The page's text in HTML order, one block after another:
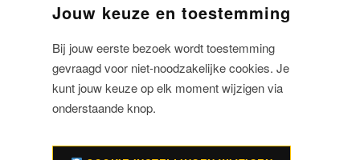
Jouw keuze en toestemming
Bij jouw eerste bezoek wordt toestemming
gevraagd voor niet-noodzakelijke cookies. Je
kunt jouw keuze op elk moment wijzigen via
onderstaande knop.